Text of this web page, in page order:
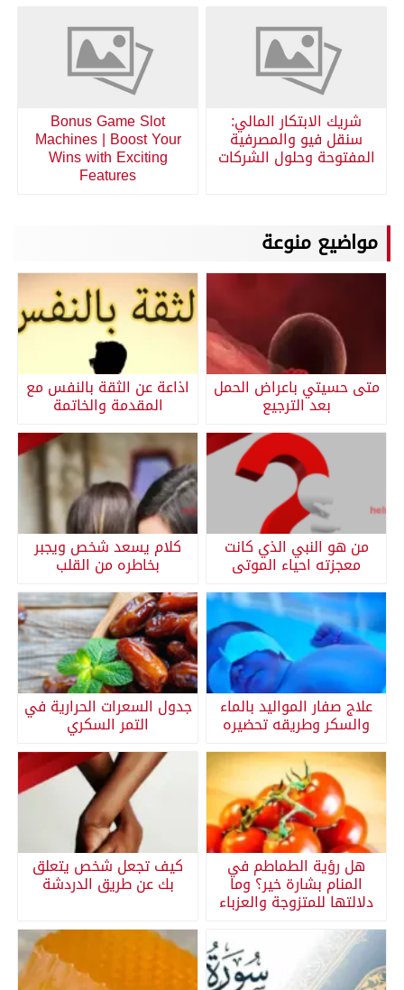
شريك الابتكار المالي:
سنقل فيو والمصرفية
المفتوحة وحلول الشركات
Bonus Game Slot
Machines | Boost Your
Wins with Exciting
Features
مواضيع منوعة
متى حسيتي باعراض الحمل
بعد الترجيع
اذاعة عن الثقة بالنفس مع
المقدمة والخاتمة
من هو النبي الذي كانت
معجزته احياء الموتى
كلام يسعد شخص ويجبر
بخاطره من القلب
علاج صفار المواليد بالماء
والسكر وطريقه تحضيره
جدول السعرات الحرارية في
التمر السكري
هل رؤية الطماطم في
المنام بشارة خير؟ وما
دلالتها للمتزوجة والعزباء
كيف تجعل شخص يتعلق
بك عن طريق الدردشة